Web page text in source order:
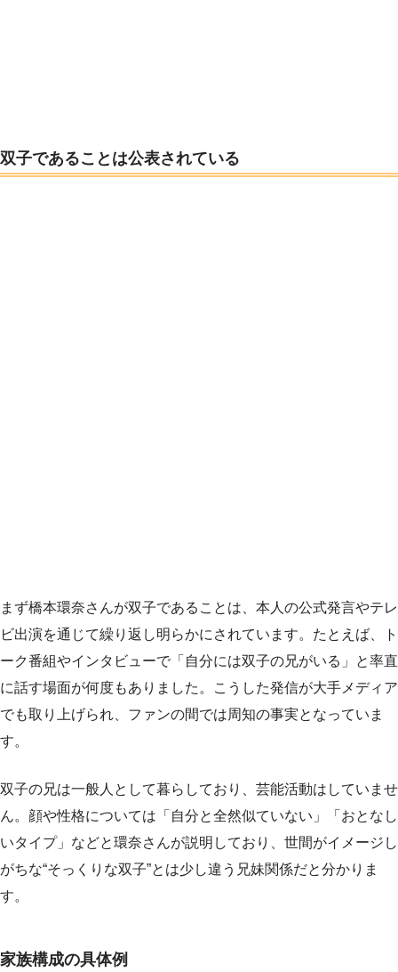
双子であることは公表されている
まず橋本環奈さんが双子であることは、本人の公式発言やテレ
ビ出演を通じて繰り返し明らかにされています。たとえば、ト
ーク番組やインタビューで「自分には双子の兄がいる」と率直
に話す場面が何度もありました。こうした発信が大手メディア
でも取り上げられ、ファンの間では周知の事実となっていま
す。
双子の兄は一般人として暮らしており、芸能活動はしていませ
ん。顔や性格については「自分と全然似ていない」「おとなし
いタイプ」などと環奈さんが説明しており、世間がイメージし
がちな“そっくりな双子”とは少し違う兄妹関係だと分かりま
す。
家族構成の具体例